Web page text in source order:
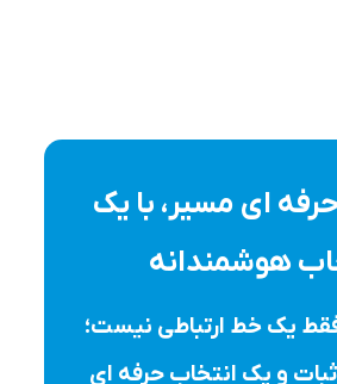
ای مسیر، با یک
هوشمندانه
۰۹۱۲ فقط یک خط ارتباطی نیست؛
ثبات و یک انتخاب حرفه ای